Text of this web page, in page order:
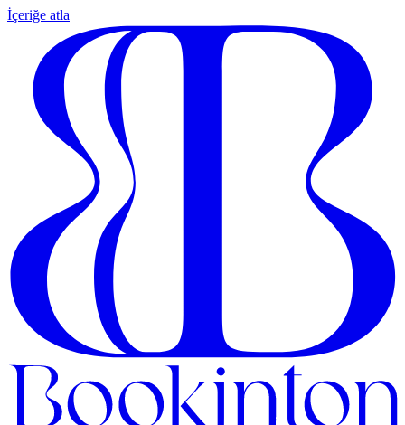
İçeriğe atla